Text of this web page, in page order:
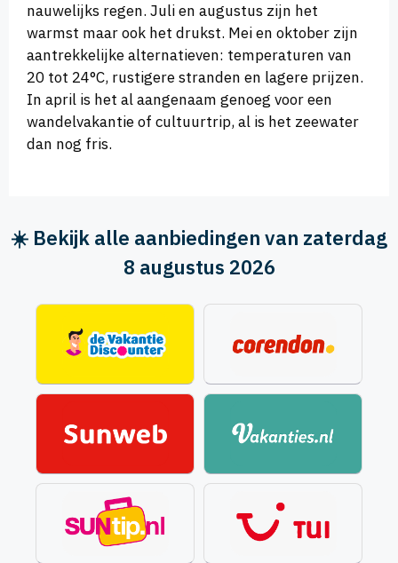
nauwelijks regen. Juli en augustus zijn het
warmst maar ook het drukst. Mei en oktober zijn
aantrekkelijke alternatieven: temperaturen van
20 tot 24°C, rustigere stranden en lagere prijzen.
In april is het al aangenaam genoeg voor een
wandelvakantie of cultuurtrip, al is het zeewater
dan nog fris.
☀️ Bekijk alle aanbiedingen van zaterdag
8 augustus 2026